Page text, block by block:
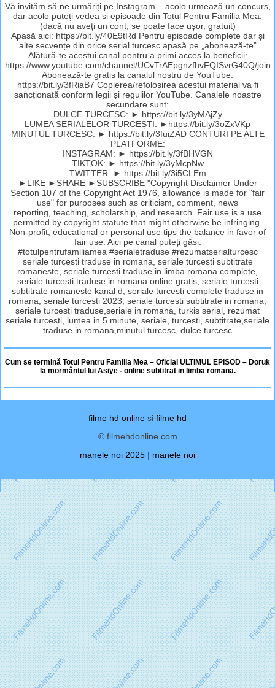
Vă invităm să ne urmăriți pe Instagram – acolo urmează un concurs,
dar acolo puteți vedea și episoade din Totul Pentru Familia Mea.
(dacă nu aveți un cont, se poate face ușor, gratuit)
Apasă aici: https://bit.ly/40E9tRd Pentru episoade complete dar și
alte secvențe din orice serial turcesc apasă pe „abonează-te”
Alătură-te acestui canal pentru a primi acces la beneficii:
https://www.youtube.com/channel/UCvTrAEpgnzfhvFQISvrG40Q/join
Abonează-te gratis la canalul nostru de YouTube:
https://bit.ly/3fRiaB7 Copierea/refolosirea acestui material va fi
sancționată conform legii și regulilor YouTube. Canalele noastre
secundare sunt:
DULCE TURCESC: ► https://bit.ly/3yMAjZy
LUMEA SERIALELOR TURCEȘTI: ►https://bit.ly/3oZxVKp
MINUTUL TURCESC: ► https://bit.ly/3fuiZAD CONTURI PE ALTE
PLATFORME:
INSTAGRAM: ► https://bit.ly/3fBHVGN
TIKTOK: ► https://bit.ly/3yMcpNw
TWITTER: ► https://bit.ly/3i5CLEm
►LIKE ►SHARE ►SUBSCRIBE "Copyright Disclaimer Under
Section 107 of the Copyright Act 1976, allowance is made for "fair
use" for purposes such as criticism, comment, news
reporting, teaching, scholarship, and research. Fair use is a use
permitted by copyright statute that might otherwise be infringing.
Non-profit, educational or personal use tips the balance in favor of
fair use. Aici pe canal puteți găsi:
#totulpentrufamiliamea #serialetraduse #rezumatserialturcesc
seriale turcesti traduse in romana, seriale turcesti subtitrate
romaneste, seriale turcesti traduse in limba romana complete,
seriale turcesti traduse in romana online gratis, seriale turcesti
subtitrate romaneste kanal d, seriale turcesti complete traduse in
romana, seriale turcesti 2023, seriale turcesti subtitrate in romana,
seriale turcesti traduse,seriale in romana, turkis serial, rezumat
seriale turcesti, lumea in 5 minute, seriale, turcesti, subtitrate,seriale
traduse in romana,minutul turcesc, dulce turcesc
Cum se termină Totul Pentru Familia Mea – Oficial ULTIMUL EPISOD – Doruk
la mormântul lui Asiye - online subtitrat in limba romana.
filme hd online si filme hd
© filmehdonline.com
manele noi 2025 | manele noi